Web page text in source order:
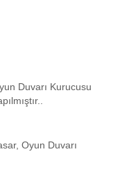
Duvarı Kurucusu
Oyun Duvarı